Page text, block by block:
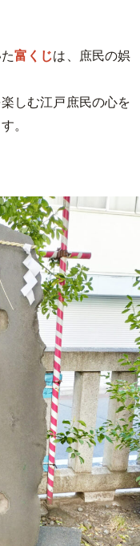
富くじは、庶民の娯
しむ江戸庶民の心を
。